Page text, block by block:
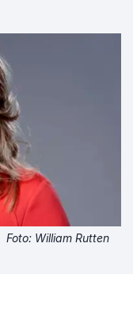
Foto: William Rutten